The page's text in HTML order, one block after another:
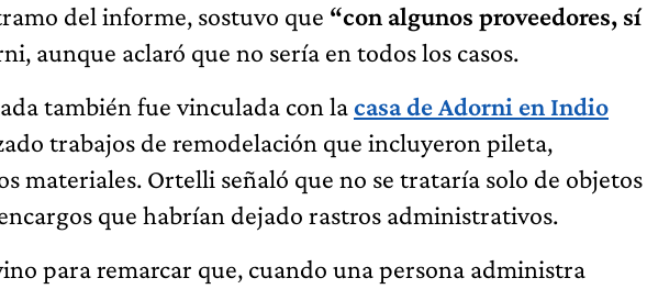
del informe, sostuvo que “con algunos proveedores, sí
aunque aclaró que no sería en todos los casos.
también fue vinculada con lacasa de Adorni en Indio
trabajos de remodelación que incluyeron pileta,
materiales. Ortelli señaló que no se trataría solo de objetos
que habrían dejado rastros administrativos.
para remarcar que, cuando una persona administra